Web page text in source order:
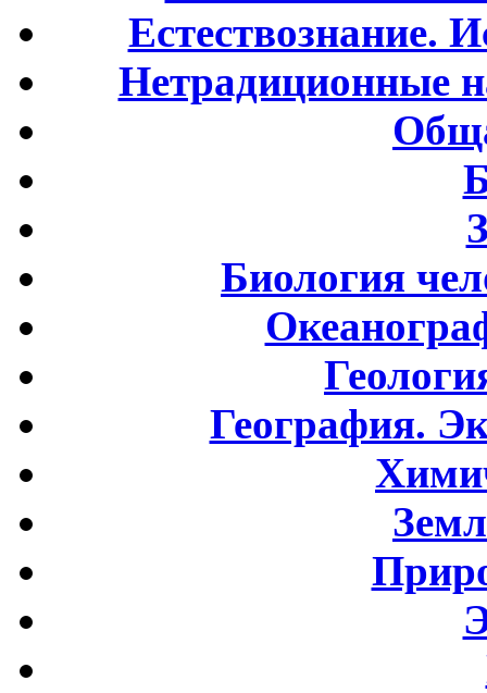
Естествознание.
Нетрадиционные
Биология
География.